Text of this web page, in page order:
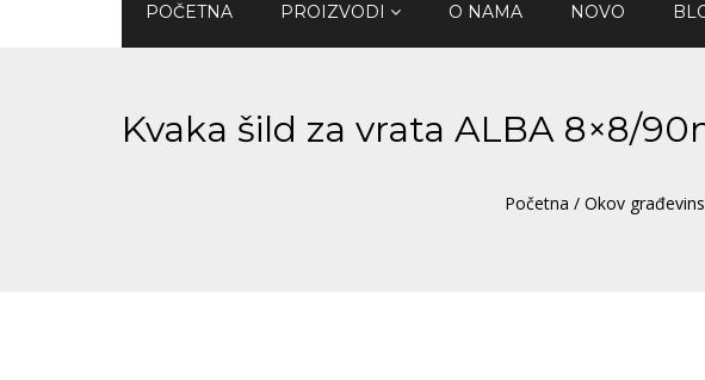
POČETNA PROIZVODI O NAMA NOVO
Kvaka šild za vrata ALBA 8×8/
Početna / Okov